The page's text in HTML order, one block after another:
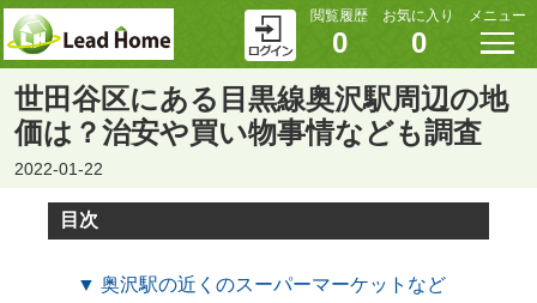
閲覧履歴
0
お気に入り
0
メニュー
世田谷区にある目黒線奥沢駅周辺の地
価は？治安や買い物事情なども調査
2022-01-22
目次
▼ 奥沢駅の近くのスーパーマーケットなど